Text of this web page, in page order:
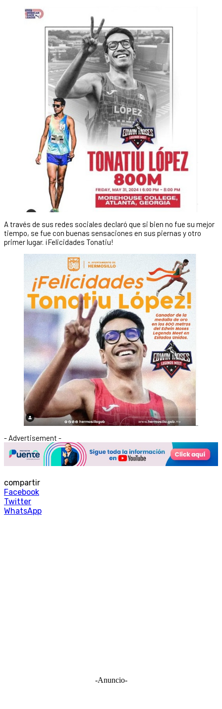
A través de sus redes sociales declaró que si bien no fue su mejor
tiempo, se fue con buenas sensaciones en sus piernas y otro
primer lugar. ¡Felicidades Tonatiu!
- Advertisement -
compartir
Facebook
Twitter
WhatsApp
-Anuncio-